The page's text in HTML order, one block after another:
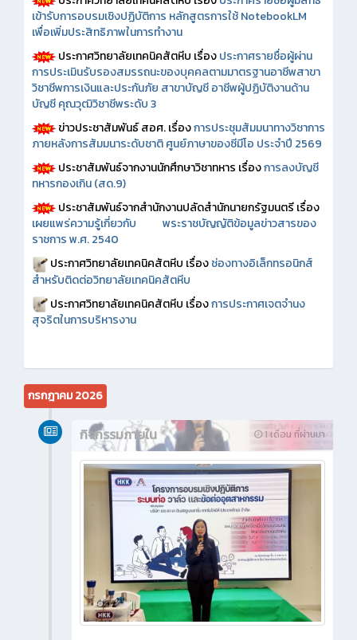
เข้ารับการอบรมเชิงปฏิบัติการ หลักสูตรการใช้ NotebookLM
เพื่อเพิ่มประสิทธิภาพในการทำงาน
ประกาศวิทยาลัยเทคนิคสัตหีบ เรื่องประกาศรายชื่อผู้ผ่าน
การประเมินรับรองสมรรถนะของบุคคลตามมาตรฐานอาชีพสาขา
วิชาชีพการเงินและประกันภัย สาขาบัญชี อาชีพผู้ปฏิบัติงานด้าน
บัญชี คุณวุฒิวิชาชีพระดับ 3
ข่าวประชาสัมพันธ์ สอศ.เรื่องการประชุมสัมมนาทางวิชาการ
ภายหลังการสัมมนาระดับชาติ ศูนย์ภาษาของซีมีโอ ประจำปี 2569
ประชาสัมพันธ์จากงานนักศึกษาวิชาทหาร เรื่องการลงบัญชี
ทหารกองเกิน (สด.9)
ประชาสัมพันธ์จากสำนักงานปลัดสำนักนายกรัฐมนตรี เรื่อง
เผยแพร่ความรู้เกี่ยวกับ พระราชบัญญัติข้อมูลข่าวสารของ
ราชการ พ.ศ. 2540
ประกาศวิทยาลัยเทคนิคสัตหีบ เรื่องช่องทางอิเล็กทรอนิกส์
สำหรับติดต่อวิทยาลัยเทคนิคสัตหีบ
ประกาศวิทยาลัยเทคนิคสัตหีบ เรื่องการประกาศเจตจำนง
สุจริตในการบริหารงาน
กรกฎาคม 2026
1 เดือน ที่ผ่านมา
กิจกรรมภายใน